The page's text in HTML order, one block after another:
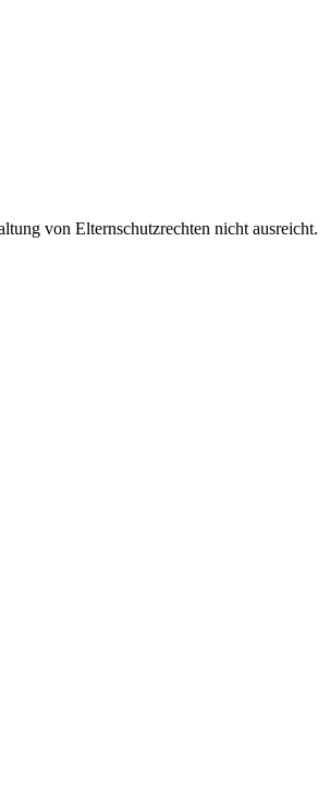
von Elternschutzrechten nicht ausreicht.